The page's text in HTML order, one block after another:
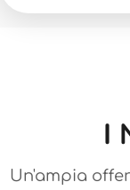
I
Un'ampia